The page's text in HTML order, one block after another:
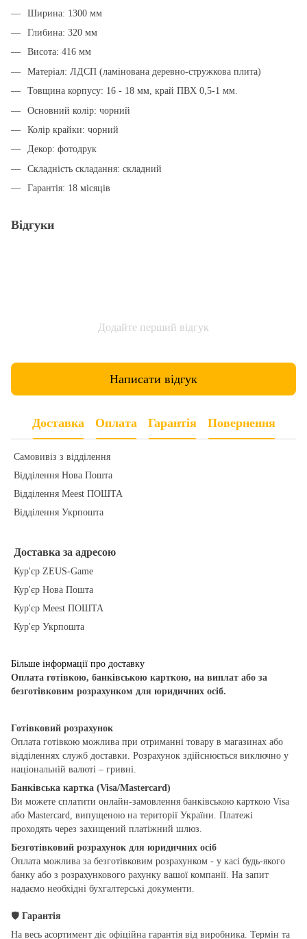
Ширина: 1300 мм
Глибина: 320 мм
Висота: 416 мм
Матеріал: ЛДСП (ламінована деревно-стружкова плита)
Товщина корпусу: 16 - 18 мм, край ПВХ 0,5-1 мм.
Основний колір: чорний
Колір крайки: чорний
Декор: фотодрук
Складність складання: складний
Гарантія: 18 місяців
Відгуки
Додайте перший відгук
Написати відгук
Доставка Оплата Гарантія Повернення
Самовивіз з відділення
Відділення Нова Пошта
Відділення Meest ПОШТА
Відділення Укрпошта
Доставка за адресою
Кур'єр ZEUS-Game
Кур'єр Нова Пошта
Кур'єр Meest ПОШТА
Кур'єр Укрпошта
Більше інформації про доставку
Оплата готівкою, банківською карткою, на виплат або за
безготівковим розрахунком для юридичних осіб.
Готівковий розрахунок
Оплата готівкою можлива при отриманні товару в магазинах або
відділеннях служб доставки. Розрахунок здійснюється виключно у
національній валюті – гривні.
Банківська картка (Visa/Mastercard)
Ви можете сплатити онлайн-замовлення банківською карткою Visa
або Mastercard, випущеною на території України. Платежі
проходять через захищений платіжний шлюз.
Безготівковий розрахунок для юридичних осіб
Оплата можлива за безготівковим розрахунком - у касі будь-якого
банку або з розрахункового рахунку вашої компанії. На запит
надаємо необхідні бухгалтерські документи.
🛡 Гарантія
На весь асортимент діє офіційна гарантія від виробника. Термін та